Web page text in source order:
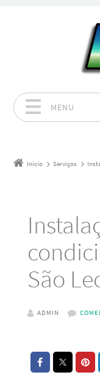
MENU
Início Serviços
São
ADMIN